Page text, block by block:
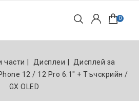
0
части Дисплеи
Дисплей за
12 / 12 Pro 6.1" + Тъчскрийн /
GX OLED